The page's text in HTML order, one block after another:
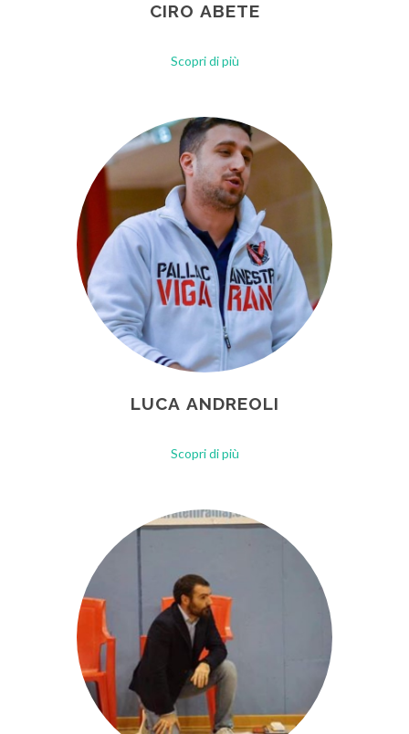
CIRO ABETE
Scopri di più
LUCA ANDREOLI
Scopri di più